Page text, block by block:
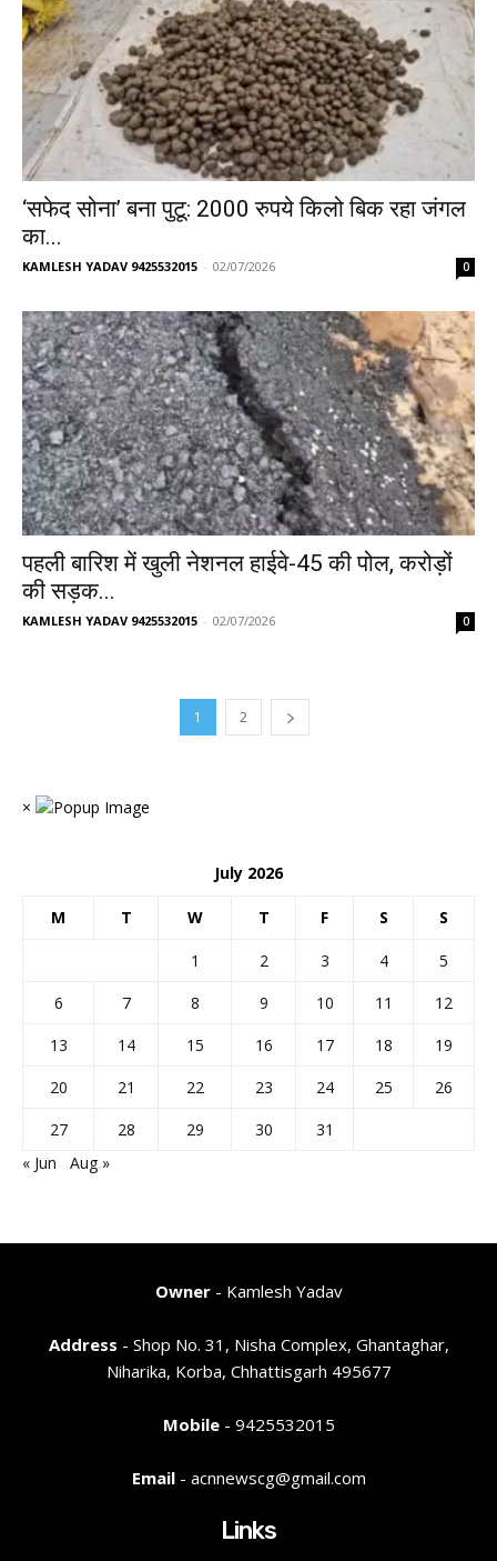
‘सफेद सोना’ बना पुटू: 2000 रुपये किलो बिक रहा जंगल
का...
KAMLESH YADAV 9425532015 - 02/07/2026 0
पहली बारिश में खुली नेशनल हाईवे-45 की पोल, करोड़ों
की सड़क...
KAMLESH YADAV 9425532015 - 02/07/2026 0
1 2
×
July 2026
M T W T F S S
1 2 3 4
5
6
7 8 9 10 11
12
13
14 15 16 17 18
19
20
21 22 23 24 25
26
27
28 29 30
31
« Jun
Aug »
Owner- Kamlesh Yadav
Address - Shop No. 31, Nisha Complex, Ghantaghar,
Niharika, Korba, Chhattisgarh 495677
Mobile- 9425532015
Email- acnnewscg@gmail.com
Links